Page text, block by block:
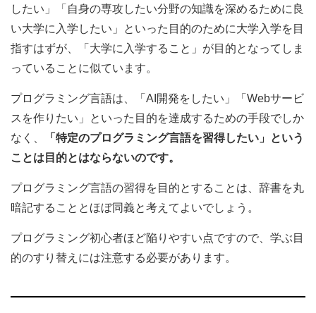
したい」「自身の専攻したい分野の知識を深めるために良
い大学に入学したい」といった目的のために大学入学を目
指すはずが、「大学に入学すること」が目的となってしま
っていることに似ています。
プログラミング言語は、「AI開発をしたい」「Webサービ
スを作りたい」といった目的を達成するための手段でしか
なく、
「特定のプログラミング言語を習得したい」という
ことは目的とはならないのです。
プログラミング言語の習得を目的とすることは、辞書を丸
暗記することとほぼ同義と考えてよいでしょう。
プログラミング初心者ほど陥りやすい点ですので、学ぶ目
的のすり替えには注意する必要があります。